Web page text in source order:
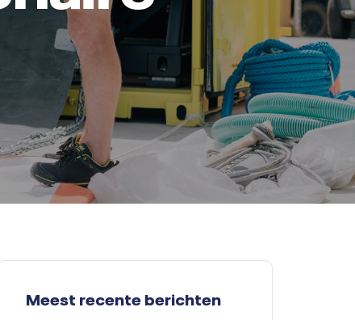
Meest recente berichten